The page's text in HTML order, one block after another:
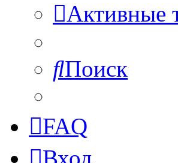
Активные
Поиск
FAQ